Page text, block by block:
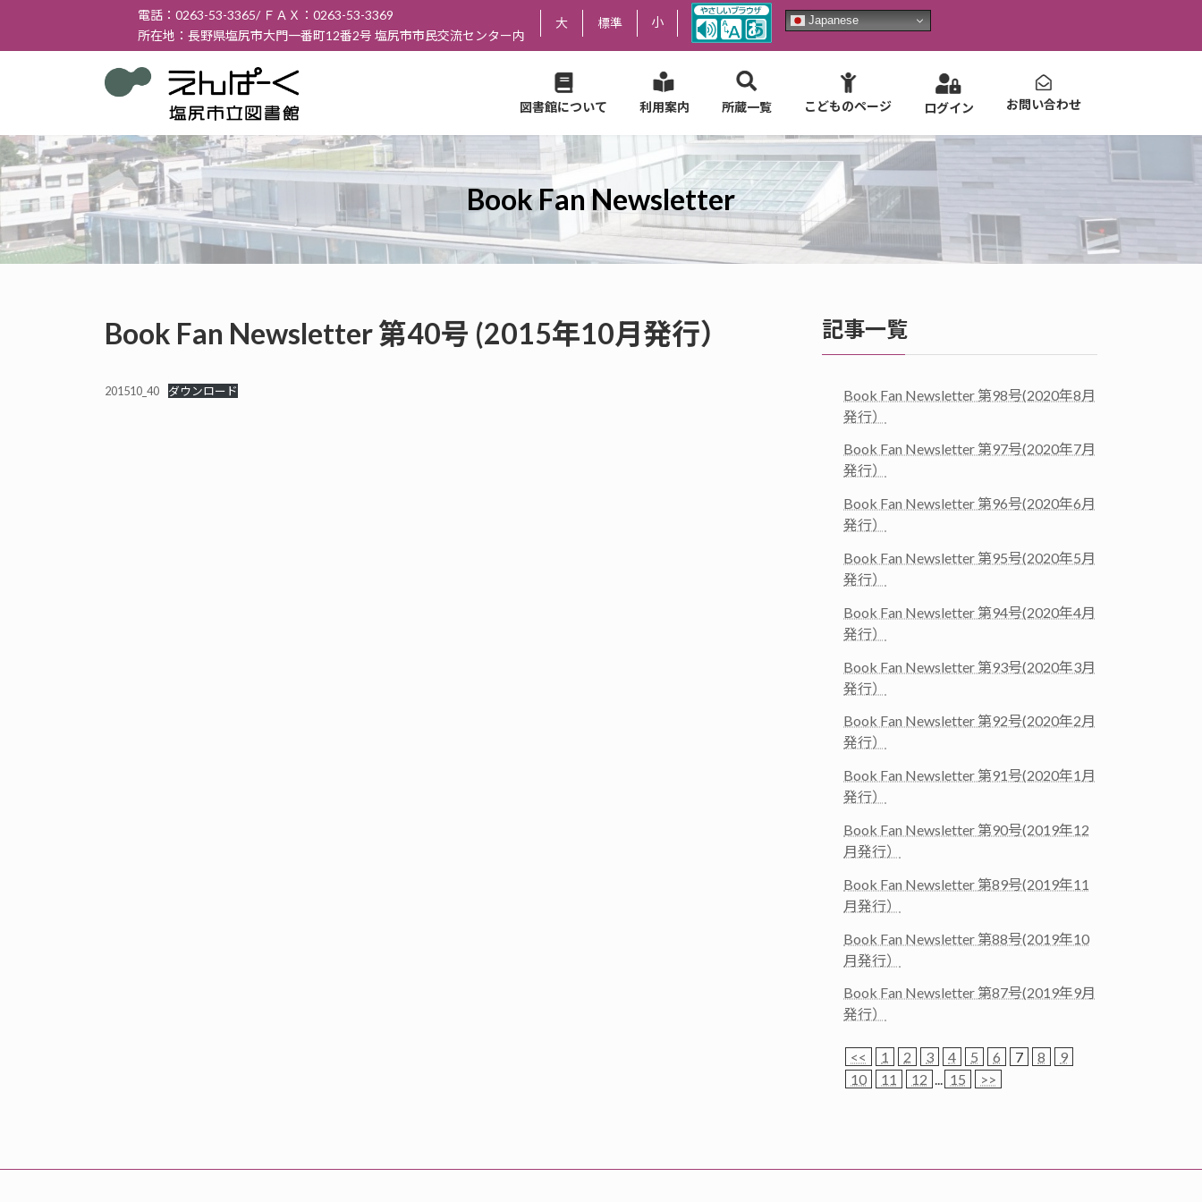
テ
ス
キ
ッ
ゲ
ン
に
移
電話：0263-53-3365/ ＦＡＸ：0263-53-3369
所在地：長野県塩尻市大門一番町12番2号 塩尻市市民交流センター内
大 標準 小 Japanese
図書館について 利用案内 所蔵一覧 こどものページ ログイン お問い合わせ
Book Fan Newsletter
Book Fan Newsletter 第40号 (2015年10月発行）
201510_40 ダウンロード
記事一覧
Book Fan Newsletter 第98号(2020年8月
発行）
Book Fan Newsletter 第97号(2020年7月
発行）
Book Fan Newsletter 第96号(2020年6月
発行）
Book Fan Newsletter 第95号(2020年5月
発行）
Book Fan Newsletter 第94号(2020年4月
発行）
Book Fan Newsletter 第93号(2020年3月
発行）
Book Fan Newsletter 第92号(2020年2月
発行）
Book Fan Newsletter 第91号(2020年1月
発行）
Book Fan Newsletter 第90号(2019年12
月発行）
Book Fan Newsletter 第89号(2019年11
月発行）
Book Fan Newsletter 第88号(2019年10
月発行）
Book Fan Newsletter 第87号(2019年9月
発行）
<< 1 2 3 4 5 6 7 8
9
10
11 12 ... 15 >>